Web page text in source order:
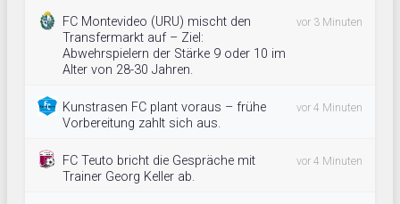
FC Montevideo (URU) mischt den
Transfermarkt auf – Ziel:
Abwehrspielern der Stärke 9 oder 10 im
Alter von 28-30 Jahren.
vor 3 Minuten
Kunstrasen FC plant voraus – frühe
Vorbereitung zahlt sich aus.
vor 4 Minuten
FC Teuto bricht die Gespräche mit
Trainer Georg Keller ab.
vor 4 Minuten